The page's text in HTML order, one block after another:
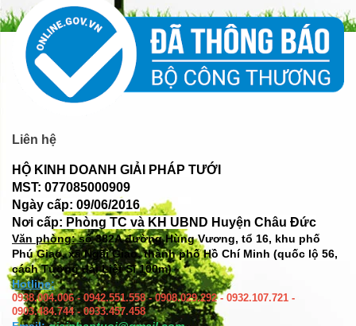
Liên hệ
HỘ KINH DOANH GIẢI PHÁP TƯỚI
MST: 077085000909
Ngày cấp: 09/06/2016
Nơi cấp: Phòng TC và KH UBND Huyện Châu Đức
Văn phòng: số382A đường Hùng Vương, tổ 16, khu phố
Phú Giao, xã Ngãi Giao, thành phố Hồ Chí Minh (quốc lộ 56,
cách Tượng đài Liệt Sĩ 100m)
Hotline:
0938.004.006 - 0942.551.558 - 0908.029.292 - 0932.107.721 -
0903.484.744 - 0933.457.458